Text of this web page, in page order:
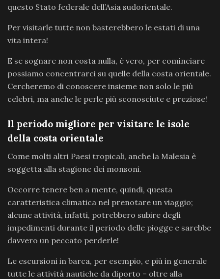
questo Stato federale dell’Asia sudorientale.
Per visitarle tutte non basterebbero le estati di una
vita intera!
E se sognare non costa nulla, è vero, per cominciare
possiamo concentrarci su quelle della costa orientale.
Cercheremo di conoscere insieme non solo le più
celebri, ma anche le perle più sconosciute e preziose!
Il periodo migliore per visitare le isole
della costa orientale
Come molti altri Paesi tropicali, anche la Malesia è
soggetta alla stagione dei monsoni.
Occorre tenere ben a mente, quindi, questa
caratteristica climatica nel prenotare un viaggio;
alcune attività, infatti, potrebbero subire degli
impedimenti durante il periodo delle piogge e sarebbe
davvero un peccato perderle!
Le escursioni in barca, per esempio, e più in generale
tutte le attività nautiche da diporto – oltre alla